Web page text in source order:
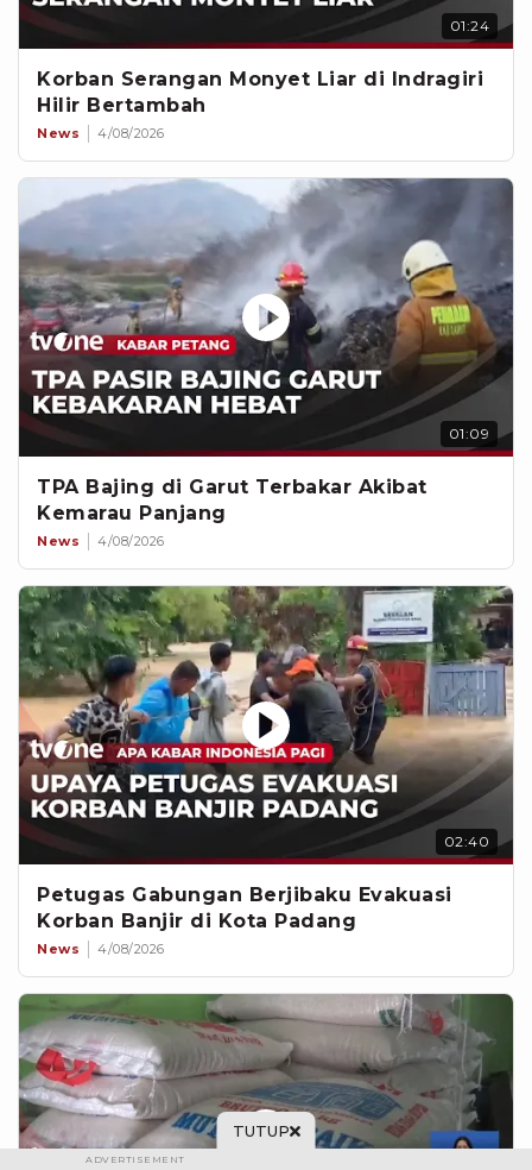
01:24
Korban Serangan Monyet Liar di Indragiri
Hilir Bertambah
News 4/08/2026
01:09
TPA Bajing di Garut Terbakar Akibat
Kemarau Panjang
News 4/08/2026
02:40
Petugas Gabungan Berjibaku Evakuasi
Korban Banjir di Kota Padang
News 4/08/2026
TUTUP
ADVERTISEMENT